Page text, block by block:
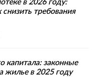
в 2026 году:
требования
капитала: законные
жилье в 2025 году